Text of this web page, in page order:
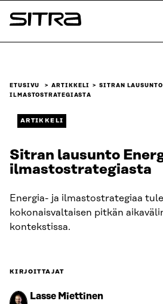
Siirry
suoraan
Sitra
ETUSIVU ARTIKKELI
SITRAN
ILMASTOSTRATEGIASTA
ARTIKKELI
Sitran lausunto
ilmastostrategiasta
Energia- ja ilmastostrategiaa
kokonaisvaltaisen pitkän
kontekstissa.
KIRJOITTAJAT
Lasse Miettinen